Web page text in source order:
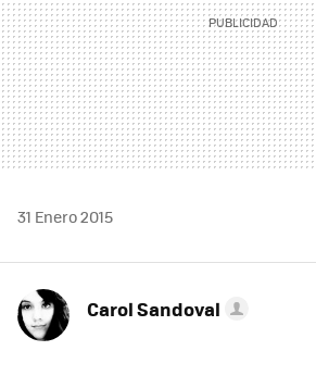
31 Enero 2015
Carol Sandoval